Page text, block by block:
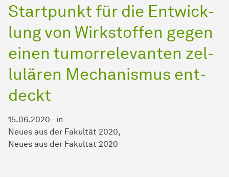
Startpunkt für die Ent­wick­
lungvon Wirkstoffen gegen
einen tumorrelevanten zel­
lu­lä­ren Mechanismus ent­
deckt
15.06.2020 - in
Neues aus der Fakultät 2020
Neues aus der Fakultät 2020